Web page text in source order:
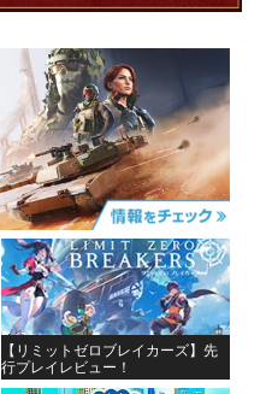
【リミットゼロブレイカーズ】先
行プレイレビュー！